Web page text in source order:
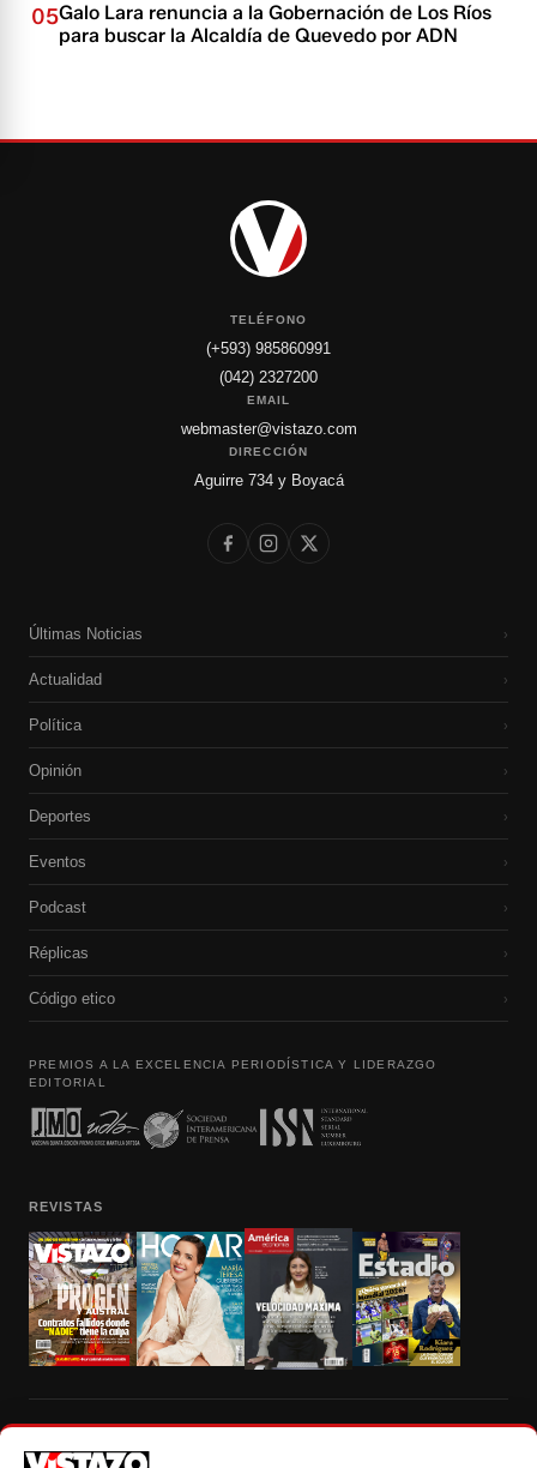
05Galo Lara renuncia a la Gobernación de Los Ríos
para buscar la Alcaldía de Quevedo por ADN
TELÉFONO
(+593) 985860991
(042) 2327200
EMAIL
webmaster@vistazo.com
DIRECCIÓN
Aguirre 734 y Boyacá
Últimas Noticias ›
Actualidad ›
Política ›
Opinión ›
Deportes ›
Eventos ›
Podcast ›
Réplicas ›
Código etico ›
PREMIOS A LA EXCELENCIA PERIODÍSTICA Y LIDERAZGO
EDITORIAL
REVISTAS
autorización escrita de su titular, de todos los contenidos de Vistazo.com.